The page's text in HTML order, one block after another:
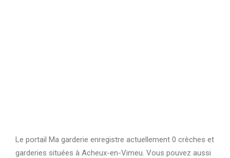
Le portail Ma garderie enregistre actuellement 0 crèches et
garderies situées à Acheux-en-Vimeu. Vous pouvez aussi